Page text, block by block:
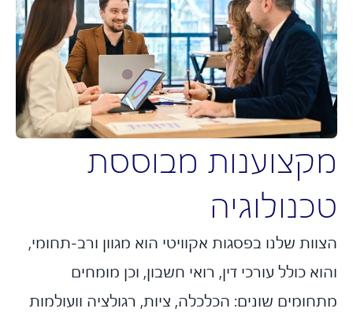
מבוססת
שלנו בפסגות אקוויטי הוא מגוון ורב-תחומי,
כולל עורכי דין, רואי חשבון, וכן מומחים
שונים: הכלכלה, ציות, רגולציה וועולמות